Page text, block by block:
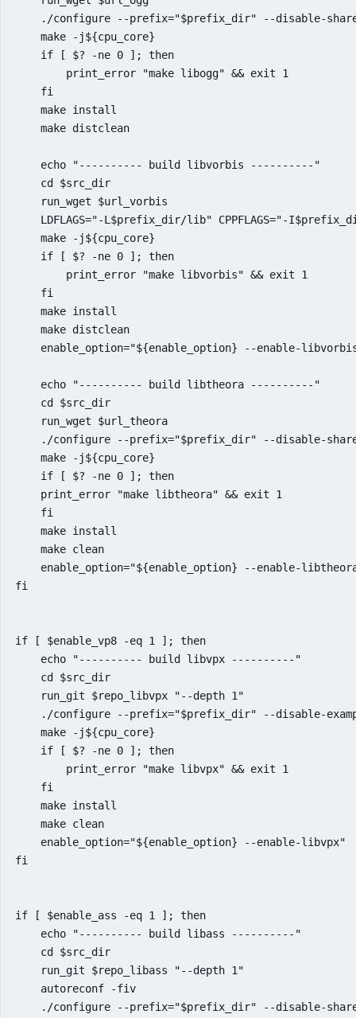
./configure --prefix="$prefix_dir" --disable-
    make -j${cpu_core}
    if [ $? -ne 0 ]; then
        print_error "make libogg" && exit 1
    fi
    make install
    make distclean
    echo "---------- build libvorbis ----------"
    cd $src_dir
    run_wget $url_vorbis
LDFLAGS="-L$prefix_dir/lib" CPPFLAGS="-
    make -j${cpu_core}
    if [ $? -ne 0 ]; then
        print_error "make libvorbis" && exit 1
    fi
    make install
    make distclean
enable_option="${enable_option} --enable-
    echo "---------- build libtheora ----------"
    cd $src_dir
    run_wget $url_theora
./configure --prefix="$prefix_dir" --disable-
    make -j${cpu_core}
    if [ $? -ne 0 ]; then
    print_error "make libtheora" && exit 1
    fi
    make install
    make clean
enable_option="${enable_option} --enable-
fi
if [ $enable_vp8 -eq 1 ]; then
    echo "---------- build libvpx ----------"
    cd $src_dir
    run_git $repo_libvpx "--depth 1"
./configure --prefix="$prefix_dir" --disable-
    make -j${cpu_core}
    if [ $? -ne 0 ]; then
        print_error "make libvpx" && exit 1
    fi
    make install
    make clean
    enable_option="${enable_option} --enable-libvpx"
fi
if [ $enable_ass -eq 1 ]; then
    echo "---------- build libass ----------"
    cd $src_dir
    run_git $repo_libass "--depth 1"
    autoreconf -fiv
./configure --prefix="$prefix_dir" --disable-